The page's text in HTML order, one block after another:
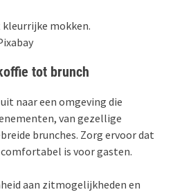
tot brunch
naar een omgeving die
van gezellige
brunches. Zorg ervoor dat
is voor gasten.
aan zitmogelijkheden en